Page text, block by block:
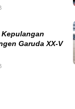
Kepulangan
Garuda XX-V